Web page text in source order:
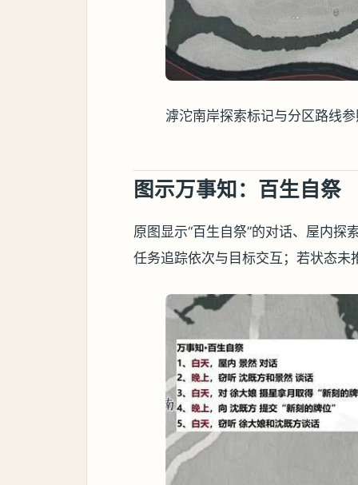
滹沱南岸探索标记与分区路线
图示万事知：百生自祭
原图显示“百生自祭”的对话、屋内
任务追踪依次与目标交互；若状态